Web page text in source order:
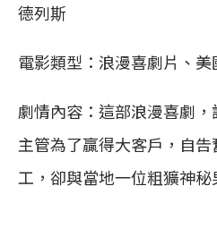
德列斯
電影類型：浪漫喜劇片、美
劇情內容：這部浪漫喜劇
主管為了贏得大客戶，自
工，卻與當地一位粗獷神秘